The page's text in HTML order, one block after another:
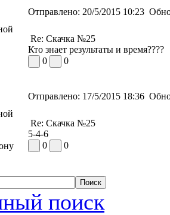
Отправлено: 20/5/2015 10:23
Re: Скачка №25
Кто знает результаты и время????
0
0
Отправлено: 17/5/2015 18:36
Re: Скачка №25
5-4-6
0
0
поиск